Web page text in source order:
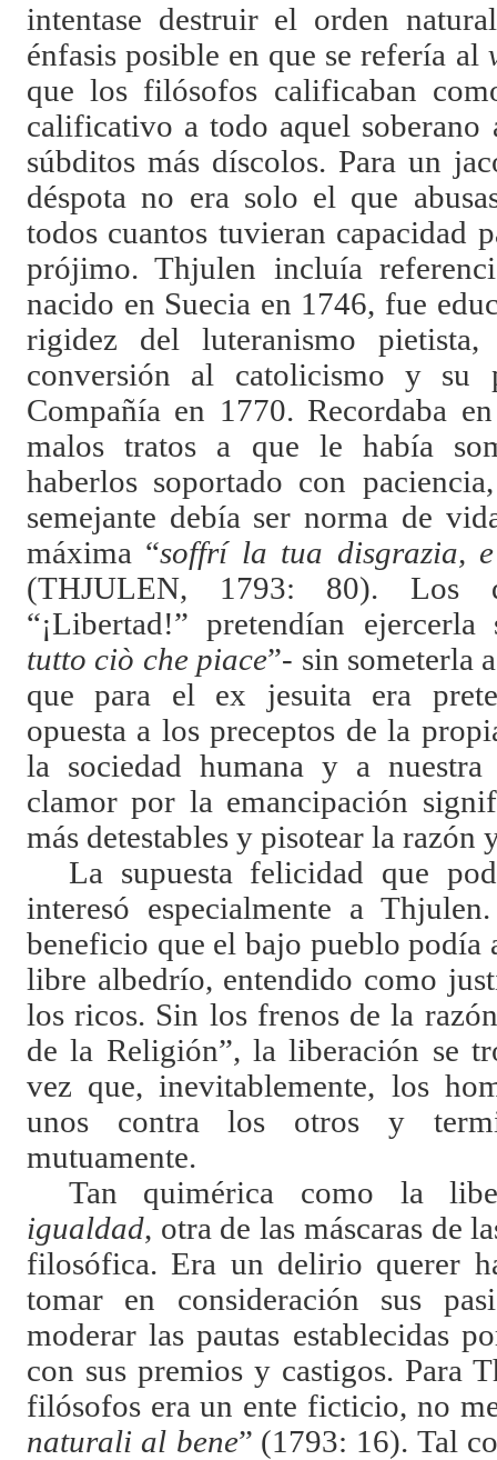
intentase destruir el orden
énfasis posible en que se refería al
que los filósofos calificaban
calificativo a todo aquel soberano
súbditos más díscolos. Para un
déspota no era solo el que
todos cuantos tuvieran capacidad
prójimo. Thjulen incluía
nacido en Suecia en 1746, fue
rigidez del luteranismo
conversión al catolicismo y su
Compañía en 1770. Recordaba
malos tratos a que le había
haberlos soportado con
semejante debía ser norma de
máxima “soffrí la tua disgrazia,
(THJULEN, 1793: 80). Los
“¡Libertad!” pretendían
tutto ciò che piace”- sin someterla
que para el ex jesuita era
opuesta a los preceptos de la
la sociedad humana y a
clamor por la emancipación
más detestables y pisotear la razón
La supuesta felicidad que
interesó especialmente a
beneficio que el bajo pueblo podía
libre albedrío, entendido como
los ricos. Sin los frenos de la
de la Religión”, la liberación se
vez que, inevitablemente, los
unos contra los otros y
mutuamente.
Tan quimérica como la
igualdad, otra de las máscaras de
filosófica. Era un delirio querer
tomar en consideración sus
moderar las pautas establecidas
con sus premios y castigos. Para
filósofos era un ente ficticio, no
naturali al bene” (1793: 16). Tal